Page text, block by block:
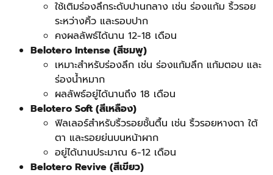
ใช้เติมร่องลึกระดับปานกลาง เช่น ร่องแก้ม ริ้วรอย
ระหว่างคิ้ว และรอบปาก
คงผลลัพธ์ได้นาน 12-18 เดือน
Belotero Intense (สีชมพู)
เหมาะสำหรับร่องลึก เช่น ร่องแก้มลึก แก้มตอบ และ
ร่องน้ำหมาก
ผลลัพธ์อยู่ได้นานถึง 18 เดือน
Belotero Soft (สีเหลือง)
ฟิลเลอร์สำหรับริ้วรอยชั้นตื้น เช่น ริ้วรอยหางตา ใต้
ตา และรอยย่นบนหน้าผาก
อยู่ได้นานประมาณ 6-12 เดือน
Belotero Revive (สีเขียว)